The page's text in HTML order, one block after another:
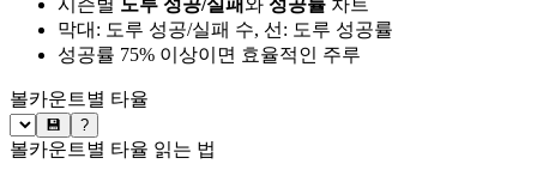
시즌별 도루 성공/실패와 성공률 차트
막대: 도루 성공/실패 수, 선: 도루 성공률
성공률 75% 이상이면 효율적인 주루
볼카운트별 타율
💾 ?
볼카운트별 타율 읽는 법